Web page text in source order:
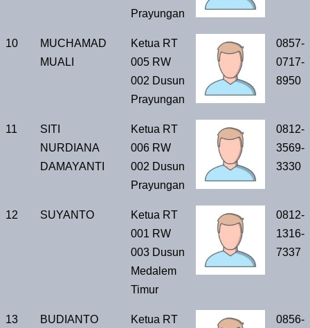
Prayungan
10
MUCHAMAD
MUALI
Ketua RT
005 RW
002 Dusun
Prayungan
0857-
0717-
8950
11
SITI
NURDIANA
DAMAYANTI
Ketua RT
006 RW
002 Dusun
Prayungan
0812-
3569-
3330
12 SUYANTO
Ketua RT
001 RW
003 Dusun
Medalem
Timur
0812-
1316-
7337
13 BUDIANTO
Ketua RT
0856-